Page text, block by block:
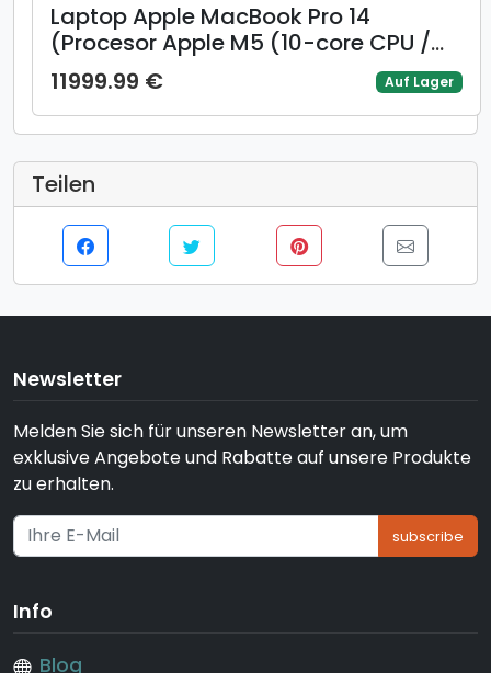
Laptop Apple MacBook Pro 14
(Procesor Apple M5 (10-core CPU /
10-core GPU) 14.2inch Liquid Retina
XDR, 24GB, 1TB SSD, Mac OS, Layout
INT, Manual RO, Argintiu)
11999.99 € Auf Lager
Teilen
Newsletter
Melden Sie sich für unseren Newsletter an, um
exklusive Angebote und Rabatte auf unsere Produkte
zu erhalten.
subscribe
Info
Blog